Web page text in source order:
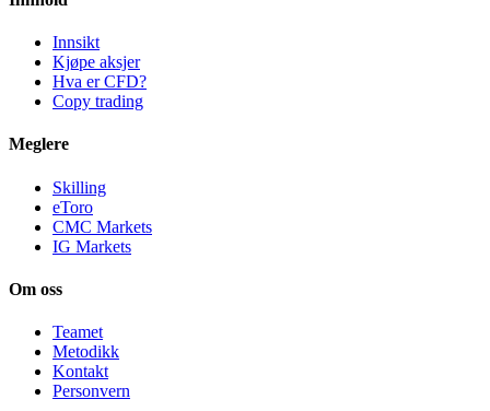
Innsikt
Kjøpe aksjer
Hva er CFD?
Copy trading
Meglere
Skilling
eToro
CMC Markets
IG Markets
Om oss
Teamet
Metodikk
Kontakt
Personvern